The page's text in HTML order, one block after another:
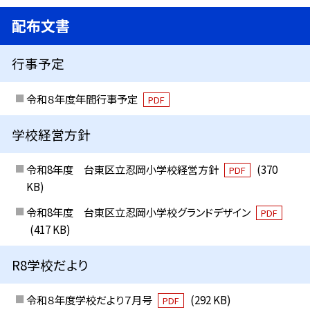
配布文書
行事予定
令和８年度年間行事予定 PDF
学校経営方針
令和8年度 台東区立忍岡小学校経営方針 PDF
(370
KB)
令和8年度 台東区立忍岡小学校グランドデザイン
PDF
(417 KB)
R8学校だより
令和８年度学校だより７月号 PDF
(292 KB)